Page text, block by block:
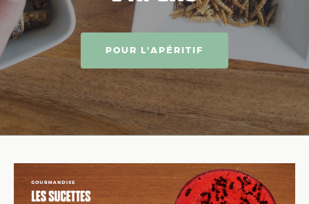
POUR L'APÉRITIF